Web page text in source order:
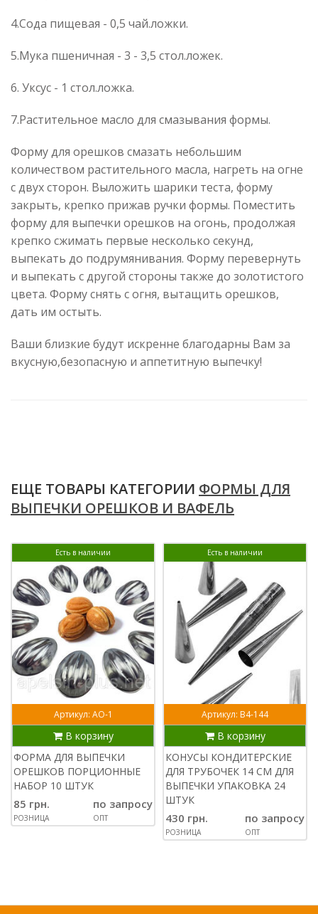
4.Сода пищевая - 0,5 чай.ложки.
5.Мука пшеничная - 3 - 3,5 стол.ложек.
6. Уксус - 1 стол.ложка.
7.Растительное масло для смазывания формы.
Форму для орешков смазать небольшим
количеством растительного масла, нагреть на огне
с двух сторон. Выложить шарики теста, форму
закрыть, крепко прижав ручки формы. Поместить
форму для выпечки орешков на огонь, продолжая
крепко сжимать первые несколько секунд,
выпекать до подрумянивания. Форму перевернуть
и выпекать с другой стороны также до золотистого
цвета. Форму снять с огня, вытащить орешков,
дать им остыть.
Ваши близкие будут искренне благодарны Вам за
вкусную,безопасную и аппетитную выпечку!
ЕЩЕ ТОВАРЫ КАТЕГОРИИ ФОРМЫ ДЛЯ
ВЫПЕЧКИ ОРЕШКОВ И ВАФЕЛЬ
Есть в наличии
Артикул: АО-1
В корзину
ФОРМА ДЛЯ ВЫПЕЧКИ
ОРЕШКОВ ПОРЦИОННЫЕ
НАБОР 10 ШТУК
85 грн.
РОЗНИЦА
по запросу
ОПТ
Есть в наличии
Артикул: В4-144
В корзину
КОНУСЫ КОНДИТЕРСКИЕ
ДЛЯ ТРУБОЧЕК 14 СМ ДЛЯ
ВЫПЕЧКИ УПАКОВКА 24
ШТУК
430 грн.
РОЗНИЦА
по запросу
ОПТ